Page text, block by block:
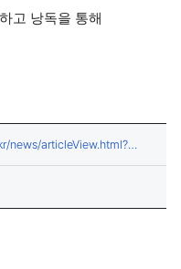
고 낭독을 통해
news/articleView.html?